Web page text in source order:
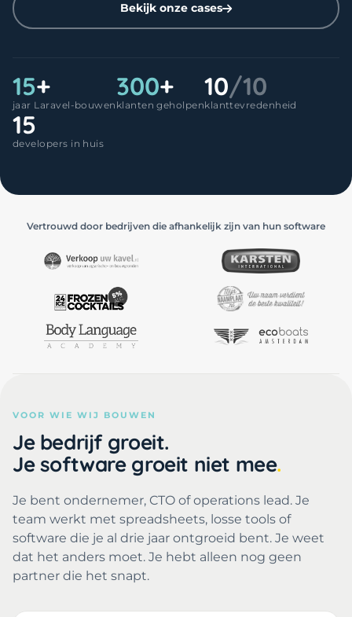
Bekijk onze cases
15+
jaar Laravel-bouwen
300+
klanten geholpen
10/10
klanttevredenheid
15
developers in huis
Vertrouwd door bedrijven die afhankelijk zijn van hun software
VOOR WIE WIJ BOUWEN
Je bedrijf groeit.
Je software groeit niet mee
Je bent ondernemer, CTO of operations lead. Je
team werkt met spreadsheets, losse tools of
software die je al drie jaar ontgroeid bent. Je weet
dat het anders moet. Je hebt alleen nog geen
partner die het snapt.